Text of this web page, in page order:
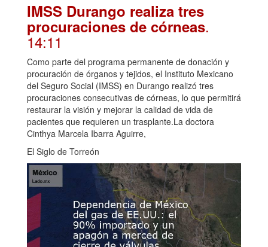
IMSS Durango realiza tres
procuraciones de córneas.
14:11
Como parte del programa permanente de donación y
procuración de órganos y tejidos, el Instituto Mexicano
del Seguro Social (IMSS) en Durango realizó tres
procuraciones consecutivas de córneas, lo que permitirá
restaurar la visión y mejorar la calidad de vida de
pacientes que requieren un trasplante.La doctora
Cinthya Marcela Ibarra Aguirre,
El Siglo de Torreón